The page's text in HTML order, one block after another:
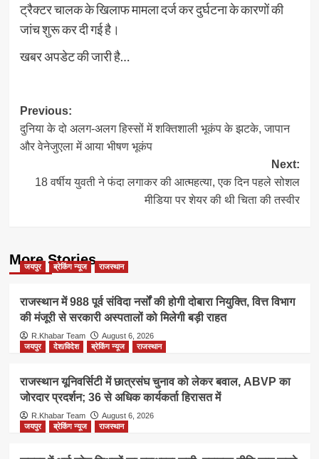
ट्रैक्टर चालक के खिलाफ मामला दर्ज कर दुर्घटना के कारणों की
जांच शुरू कर दी गई है।
खबर अपडेट की जारी है…
Post
navigation
Previous:
दुनिया के दो अलग-अलग हिस्सों में शक्तिशाली भूकंप के झटके, जापान
और वेनेजुएला में आया भीषण भूकंप
Next:
18 वर्षीय युवती ने फंदा लगाकर की आत्महत्या, एक दिन पहले सोशल
मीडिया पर शेयर की थी चिता की तस्वीर
More Stories
जयपुर ब्रेकिंग न्यूज राजस्थान
राजस्थान में 988 पूर्व संविदा नर्सों की होगी दोबारा नियुक्ति, वित्त विभाग
की मंजूरी से सरकारी अस्पतालों को मिलेगी बड़ी राहत
R.Khabar Team
August 6, 2026
जयपुर
देश/विदेश ब्रेकिंग न्यूज राजस्थान
राजस्थान यूनिवर्सिटी में छात्रसंघ चुनाव को लेकर बवाल, ABVP का
जोरदार प्रदर्शन; 36 से अधिक कार्यकर्ता हिरासत में
R.Khabar Team
August 6, 2026
जयपुर
ब्रेकिंग न्यूज राजस्थान